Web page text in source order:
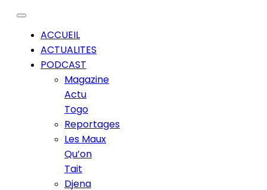
ACCUEIL
ACTUALITES
PODCAST
Magazine
Actu
Togo
Reportages
Les Maux
Qu’on
Tait
Djena